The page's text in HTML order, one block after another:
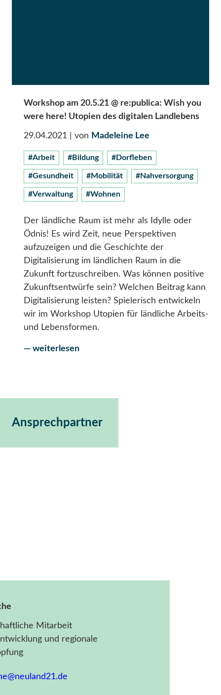
Workshop am 20.5.21 @ re:publica: Wish you
were here! Utopien des digitalen Landlebens
29.04.2021 | von Madeleine Lee
#Arbeit #Bildung #Dorfleben
#Gesundheit #Mobilität #Nahversorgung
#Verwaltung #Wohnen
Der ländliche Raum ist mehr als Idylle oder
Ödnis! Es wird Zeit, neue Perspektiven
aufzuzeigen und die Geschichte der
Digitalisierung im ländlichen Raum in die
Zukunft fortzuschreiben. Was können positive
Zukunftsentwürfe sein? Welchen Beitrag kann
Digitalisierung leisten? Spielerisch entwickeln
wir im Workshop Utopien für ländliche Arbeits-
und Lebensformen.
— weiterlesen
Ansprechpartner
Mitarbeit
und regionale